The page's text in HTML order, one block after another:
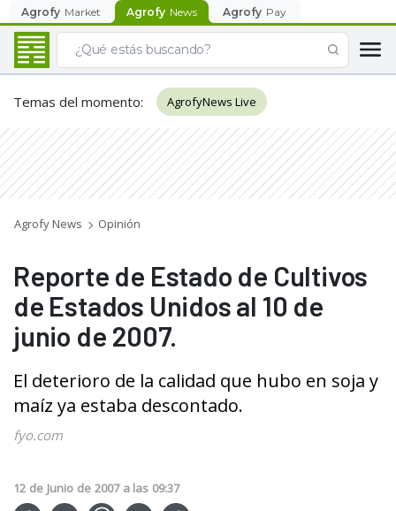
Agrofy Market Agrofy News Agrofy Pay
Temas del momento: AgrofyNews Live
Agrofy News Opinión
Reporte de Estado de Cultivos
de Estados Unidos al 10 de
junio de 2007.
El deterioro de la calidad que hubo en soja y
maíz ya estaba descontado.
fyo.com
12 de Junio de 2007 a las 09:37